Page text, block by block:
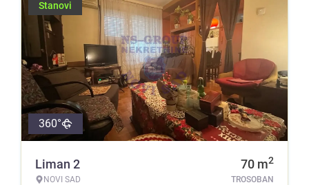
Stanovi
360°
Liman 2
NOVI SAD
70 m2
TROSOBAN